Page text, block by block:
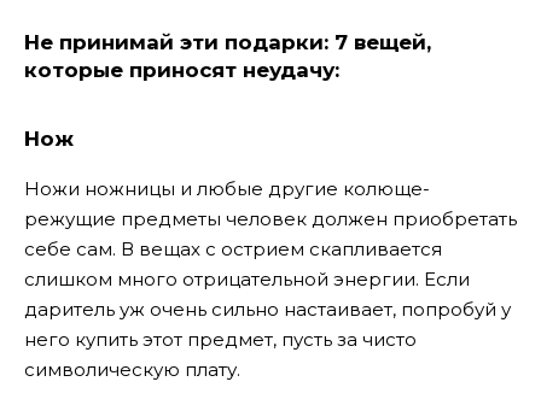
Не принимай эти подарки: 7 вещей,
которые приносят неудачу:
Нож
Ножи ножницы и любые другие колюще-
режущие предметы человек должен приобретать
себе сам. В вещах с острием скапливается
слишком много отрицательной энергии. Если
даритель уж очень сильно настаивает, попробуй у
него купить этот предмет, пусть за чисто
символическую плату.